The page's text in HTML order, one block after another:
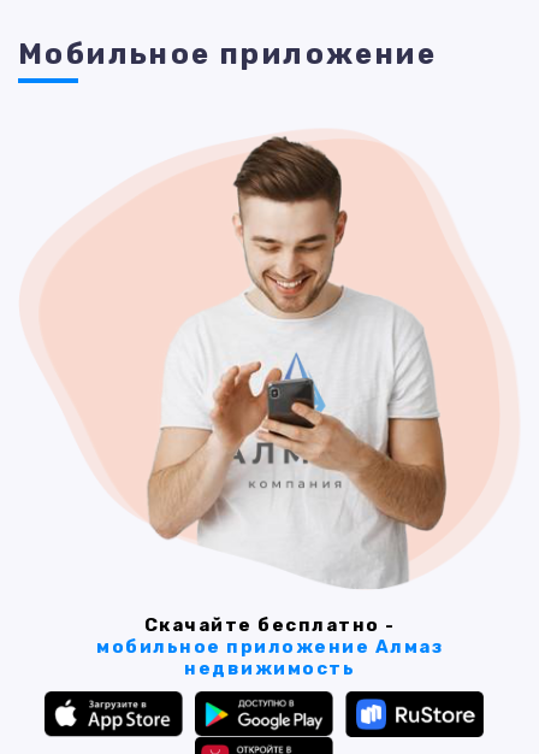
Мобильное приложение
Скачайте бесплатно -
мобильное приложение Алмаз
недвижимость